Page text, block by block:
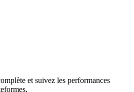
et suivez les performances